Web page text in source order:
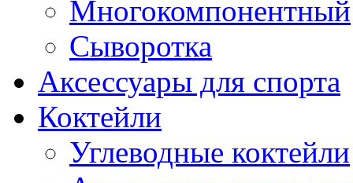
Многокомпонентный
Сыворотка
Аксессуары для спорта
Коктейли
Углеводные коктейли